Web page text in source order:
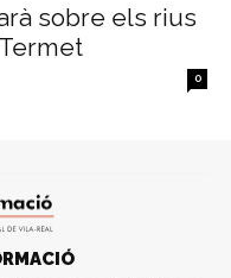
sobre els rius
0